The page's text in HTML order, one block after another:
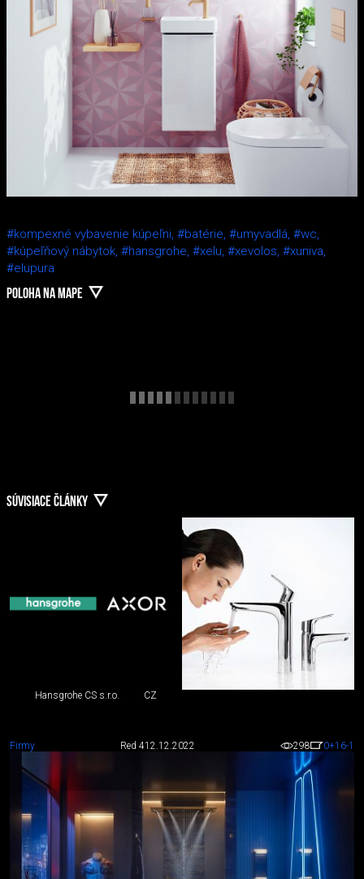
#kompexné vybavenie kúpeľni, #batérie, #umyvadlá, #wc,
#kúpeľňový nábytok, #hansgrohe, #xelu, #xevolos, #xuniva,
#elupura
POLOHA NA MAPE
SÚVISIACE ČLÁNKY
Hansgrohe CS s.r.o. CZ
Firmy Red 412.12.2022 298 0+16-1